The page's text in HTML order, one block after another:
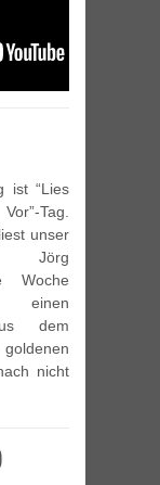
ist “Lies
Tag.
unser
Jörg
Woche
einen
dem
nicht